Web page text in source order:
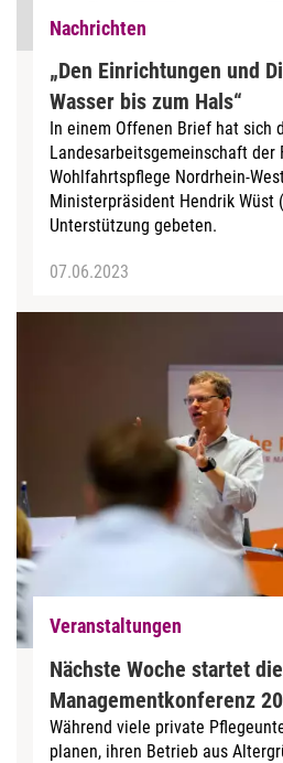
Nachrichten
„Den Einrichtungen und
Wasser bis zum Hals“
In einem Offenen Brief hat sich
Landesarbeitsgemeinschaft der
Wohlfahrtspflege Nordrhein-
Ministerpräsident Hendrik Wüst
Unterstützung gebeten.
07.06.2023
Veranstaltungen
Nächste Woche startet
Managementkonferenz
Während viele private
planen, ihren Betrieb aus